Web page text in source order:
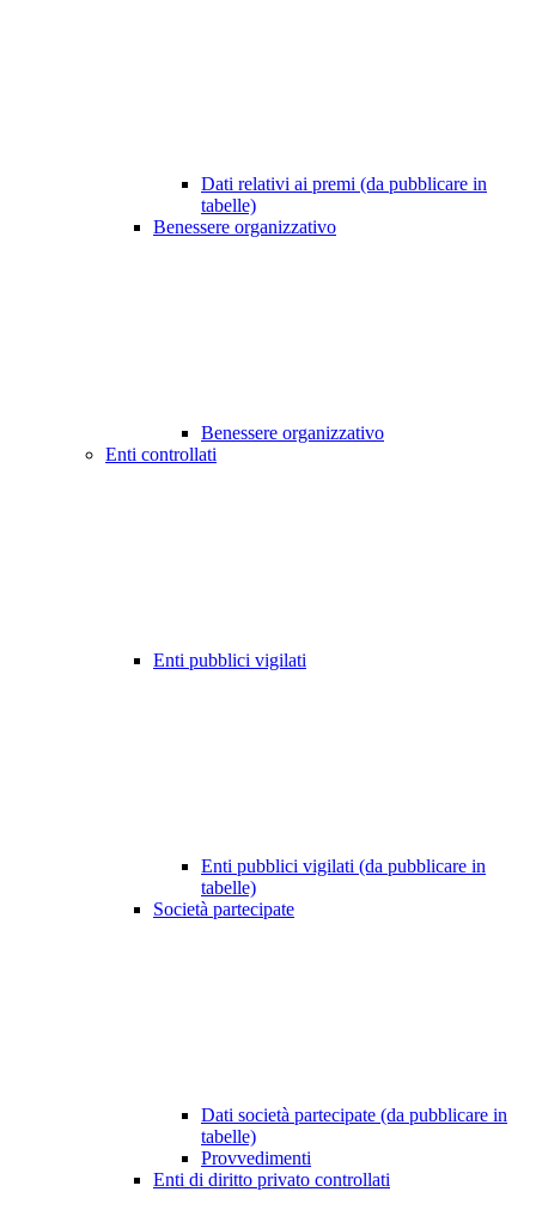
Dati relativi ai premi (da pubblicare in
tabelle)
Benessere organizzativo
Benessere organizzativo
Enti controllati
Enti pubblici vigilati
Enti pubblici vigilati (da pubblicare in
tabelle)
Società partecipate
Dati società partecipate (da pubblicare in
tabelle)
Provvedimenti
Enti di diritto privato controllati